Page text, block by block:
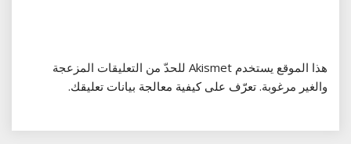
هذا الموقع يستخدم Akismet للحدّ من التعليقات المزعجة
والغير مرغوبة. تعرّف على كيفية معالجة بيانات تعليقك.